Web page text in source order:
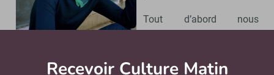
Tout d’abord nous
sommes rassurés de voir
auront lieu, sous une
Recevoir Culture Matin